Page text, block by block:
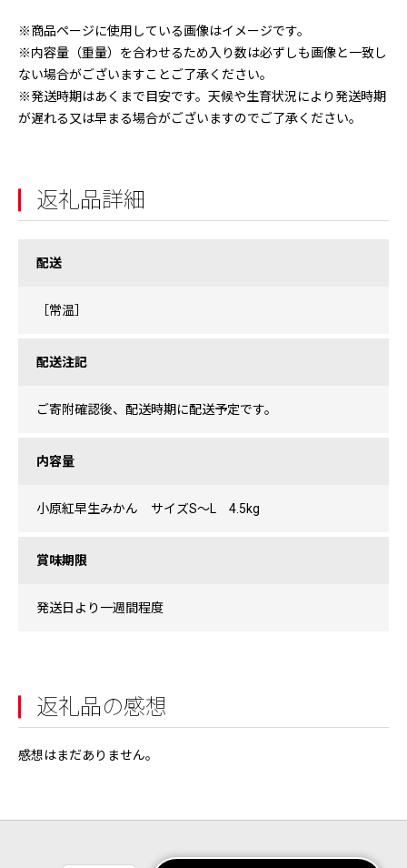
※商品ページに使用している画像はイメージです。
※内容量（重量）を合わせるため入り数は必ずしも画像と一致し
ない場合がございますことご了承ください。
※発送時期はあくまで目安です。天候や生育状況により発送時期
が遅れる又は早まる場合がございますのでご了承ください。
返礼品詳細
配送
［常温］
配送注記
ご寄附確認後、配送時期に配送予定です。
内容量
小原紅早生みかん サイズS～L 4.5kg
賞味期限
発送日より一週間程度
返礼品の感想
感想はまだありません。